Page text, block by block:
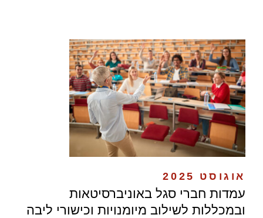
אוגוסט 2025
עמדות חברי סגל באוניברסיטאות
ובמכללות לשילוב מיומנויות וכישורי ליבה